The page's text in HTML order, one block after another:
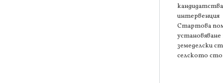
интервенция
Стартова
установяване
земеделски
селското